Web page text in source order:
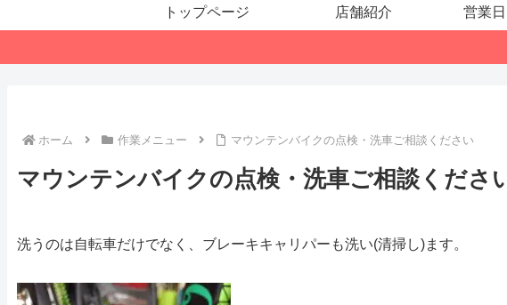
トップページ 店舗紹介 営業
ホーム 作業メニュー マウンテンバイクの点検・洗車ご相談ください
マウンテンバイクの点検・洗車ご相談くださ
洗うのは自転車だけでなく、ブレーキキャリパーも洗い(清掃し)ます。